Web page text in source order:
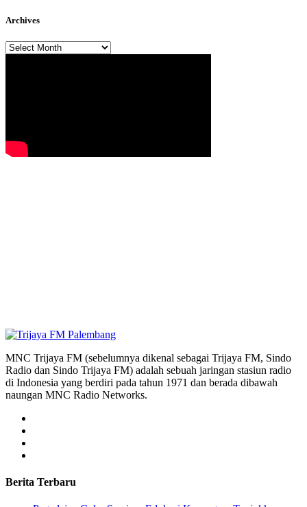
Archives
Archives
MNC Trijaya FM (sebelumnya dikenal sebagai Trijaya FM, Sindo
Radio dan Sindo Trijaya FM) adalah sebuah jaringan stasiun radio
di Indonesia yang berdiri pada tahun 1971 dan berada dibawah
naungan MNC Radio Networks.
Berita Terbaru